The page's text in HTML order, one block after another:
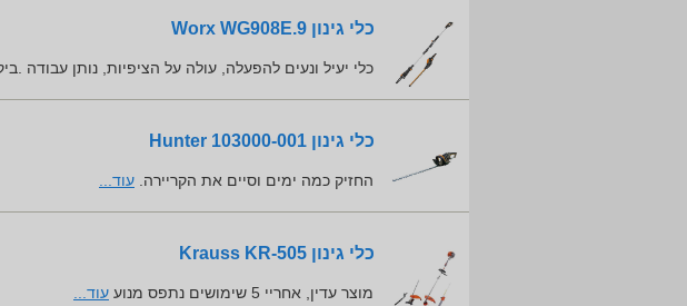
כלי גינון Worx WG908E.9
כלי יעיל ונעים להפעלה, עולה על הציפיות, נותן עבודה
כלי גינון Hunter 103000-001
החזיק כמה ימים וסיים את הקריירה. עוד...
כלי גינון Krauss KR-505
מוצר עדין, אחריי 5 שימושים נתפס מנוע עוד...